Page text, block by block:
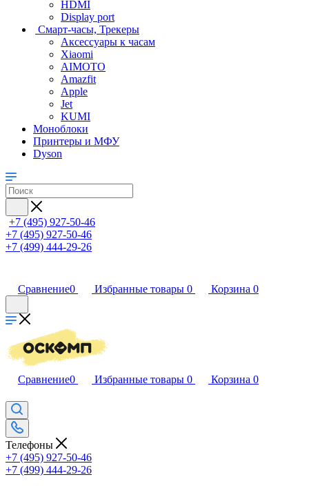
HDMI
Display port
Смарт-часы, Трекеры
Аксессуары к часам
Xiaomi
AIMOTO
Amazfit
Apple
Jet
KUMI
Моноблоки
Принтеры и МФУ
Dyson
+7 (495) 927-50-46
+7 (495) 927-50-46
+7 (499) 444-29-26
Сравнение0 Избранные товары 0 Корзина 0
Сравнение0 Избранные товары 0 Корзина 0
Телефоны
+7 (495) 927-50-46
+7 (499) 444-29-26